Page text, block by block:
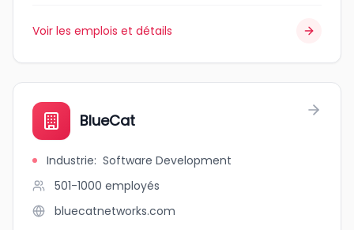
Voir les emplois et détails
BlueCat
Industrie: Software Development
501-1000 employés
bluecatnetworks.com